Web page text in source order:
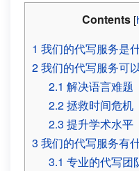
Contents [
1 我们的代写服务是
2我们的代写服务可
2.1 解决语言难题
2.2拯救时间危机
2.3 提升学术水平
3 我们的代写服务有
3.1 专业的代写团